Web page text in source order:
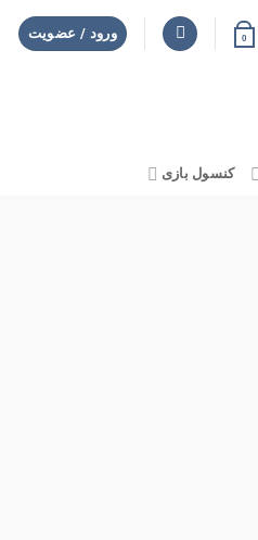
0 ورود / عضویت
کنسول بازی